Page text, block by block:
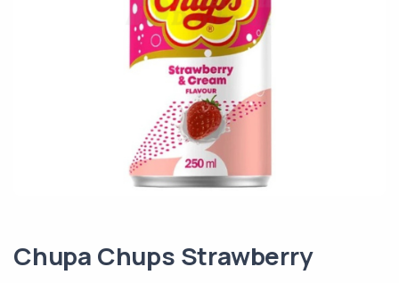
Chupa Chups Strawberry